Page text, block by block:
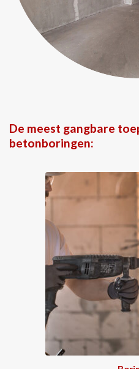
De meest gangbare
betonboringen: